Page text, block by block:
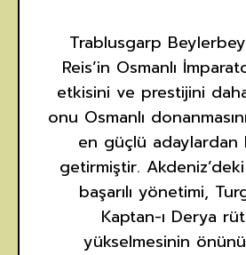
Trablusgarp
Reis’in Osmanlı
etkisini ve prestijini
onu Osmanlı
en güçlü adaylardan
getirmiştir.
başarılı yönetimi,
Kaptan-ı Derya
yükselmesinin önünü